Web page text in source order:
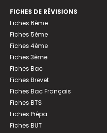
FICHES DE RÉVISIONS
Fiches 6ème
Fiches 5ème
Fiches 4ème
Fiches 3ème
Fiches Bac
Fiches Brevet
Fiches Bac Français
Fiches BTS
Fiches Prépa
Fiches BUT